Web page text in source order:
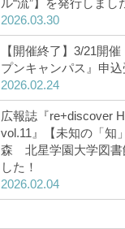
ル“流”】を発行しまし
2026.03.30
【開催終了】3/21開
プンキャンパス』申込
2026.02.24
広報誌『re+discover
vol.11』【未知の「知
森 北星学園大学図書
した！
2026.02.04